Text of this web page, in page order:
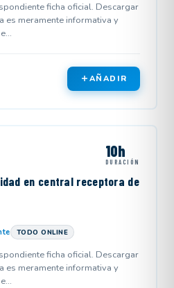
ficha oficial. Descargar
es meramente informativa y
AÑADIR
10h
DURACIÓN
en central receptora de
TODO ONLINE
ficha oficial. Descargar
es meramente informativa y